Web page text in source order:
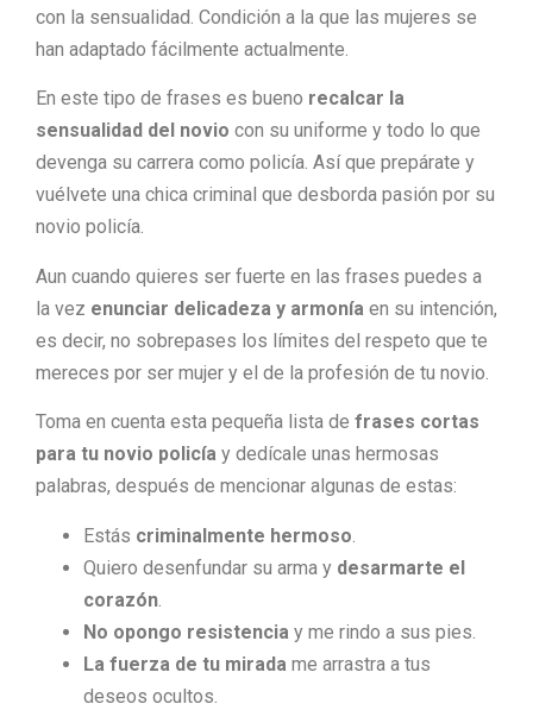
con la sensualidad. Condición a la que las mujeres se
han adaptado fácilmente actualmente.
En este tipo de frases es bueno recalcar la
sensualidad del novio con su uniforme y todo lo que
devenga su carrera como policía. Así que prepárate y
vuélvete una chica criminal que desborda pasión por su
novio policía.
Aun cuando quieres ser fuerte en las frases puedes a
la vez enunciar delicadeza y armonía en su intención,
es decir, no sobrepases los límites del respeto que te
mereces por ser mujer y el de la profesión de tu novio.
Toma en cuenta esta pequeña lista de frases cortas
para tu novio policía y dedícale unas hermosas
palabras, después de mencionar algunas de estas:
Estás criminalmente hermoso
Quiero desenfundar su arma y desarmarte el
corazón
No opongo resistencia y me rindo a sus pies.
La fuerza de tu mirada me arrastra a tus
deseos ocultos.